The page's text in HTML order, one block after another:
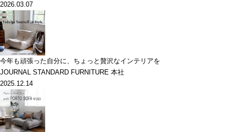
2026.03.07
今年も頑張った自分に、ちょっと贅沢なインテリアを
JOURNAL STANDARD FURNITURE 本社
2025.12.14